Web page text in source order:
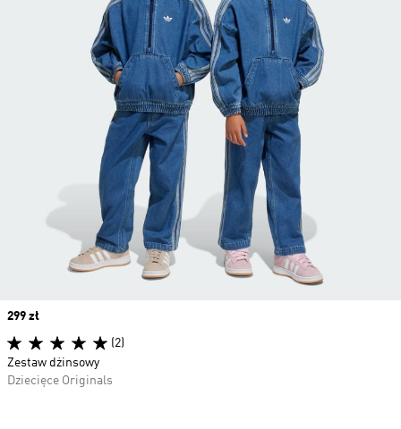
Price
299 zł
(2)
Zestaw dżinsowy
Dziecięce Originals